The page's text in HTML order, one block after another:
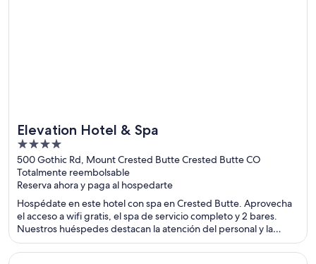
Elevation Hotel & Spa
4
out
of
5
500 Gothic Rd, Mount Crested Butte Crested Butte CO
Totalmente reembolsable
Reserva ahora y paga al hospedarte
Hospédate en este hotel con spa en Crested Butte. Aprovecha
el acceso a wifi gratis, el spa de servicio completo y 2 bares.
Nuestros huéspedes destacan la atención del personal y la
limpieza de las habitaciones en sus opiniones. Estarás muy cerca
de atracciones como Crested Butte Mountain Resort y Red Lady
Se abre en una nueva ventana
AC Hotel Frisco Colorado